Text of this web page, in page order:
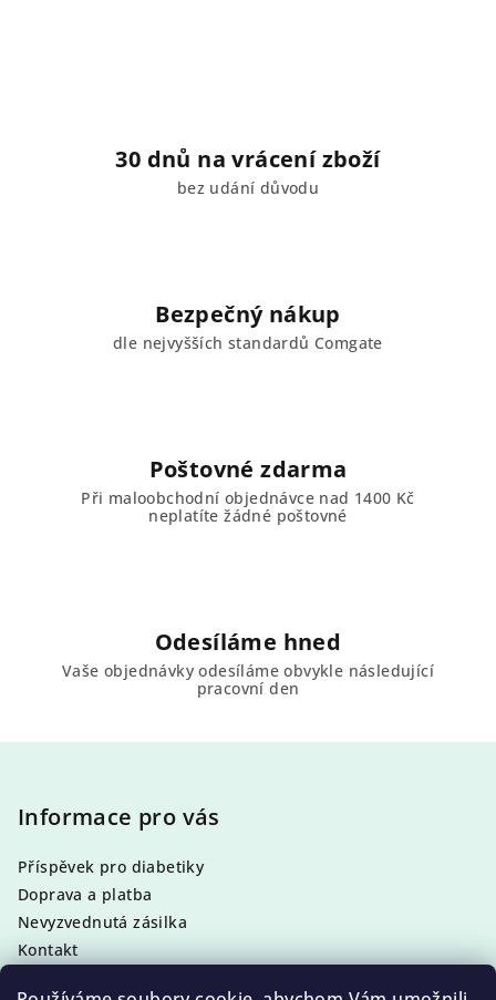
30 dnů na vrácení zboží
bez udání důvodu
Bezpečný nákup
dle nejvyšších standardů Comgate
Poštovné zdarma
Při maloobchodní objednávce nad 1400 Kč
neplatíte žádné poštovné
Odesíláme hned
Vaše objednávky odesíláme obvykle následující
pracovní den
Informace pro vás
Příspěvek pro diabetiky
Doprava a platba
Nevyzvednutá zásilka
Kontakt